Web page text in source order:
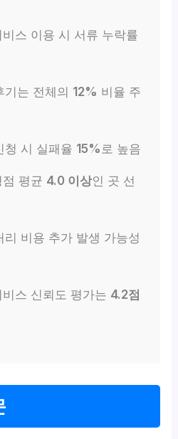
비스 이용 시 서류 누락률
기는 전체의 12% 비율 주
청 시 실패율 15% 로 높음
평균 4.0 이상인 곳 선
리 비용 추가 발생 가능성
비스 신뢰도 평가는 4.2점